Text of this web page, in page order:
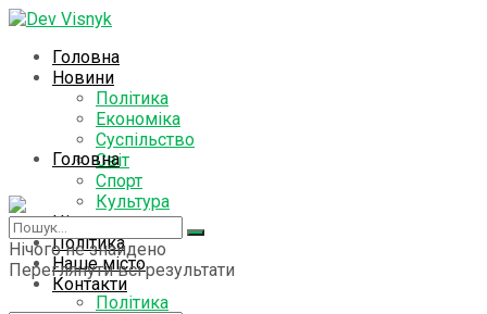
Головна
Новини
Політика
Економіка
Суспільство
Світ
Спорт
Культура
Цікаво знати
Політика
Наше місто
Контакти
Головна
Новини
Політика
Нічого не знайдено
Переглянути всі результати